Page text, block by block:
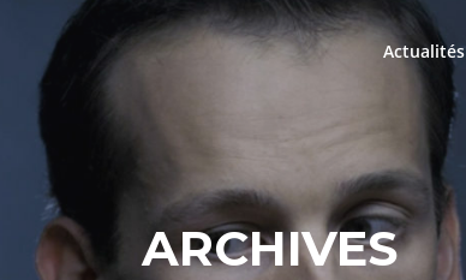
Actualités
ARCHIVES